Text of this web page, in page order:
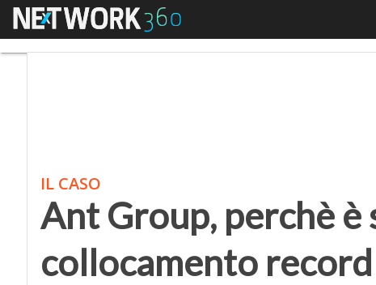
Menu
IL CASO
Ant Group, perchè è
collocamento